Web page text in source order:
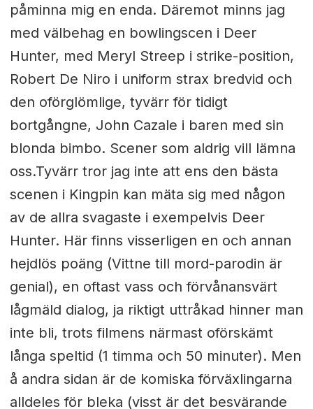
påminna mig en enda. Däremot minns jag
med välbehag en bowlingscen i Deer
Hunter, med Meryl Streep i strike-position,
Robert De Niro i uniform strax bredvid och
den oförglömlige, tyvärr för tidigt
bortgångne, John Cazale i baren med sin
blonda bimbo. Scener som aldrig vill lämna
oss.Tyvärr tror jag inte att ens den bästa
scenen i Kingpin kan mäta sig med någon
av de allra svagaste i exempelvis Deer
Hunter. Här finns visserligen en och annan
hejdlös poäng (Vittne till mord-parodin är
genial), en oftast vass och förvånansvärt
lågmäld dialog, ja riktigt uttråkad hinner man
inte bli, trots filmens närmast oförskämt
långa speltid (1 timma och 50 minuter). Men
å andra sidan är de komiska förväxlingarna
alldeles för bleka (visst är det besvärande